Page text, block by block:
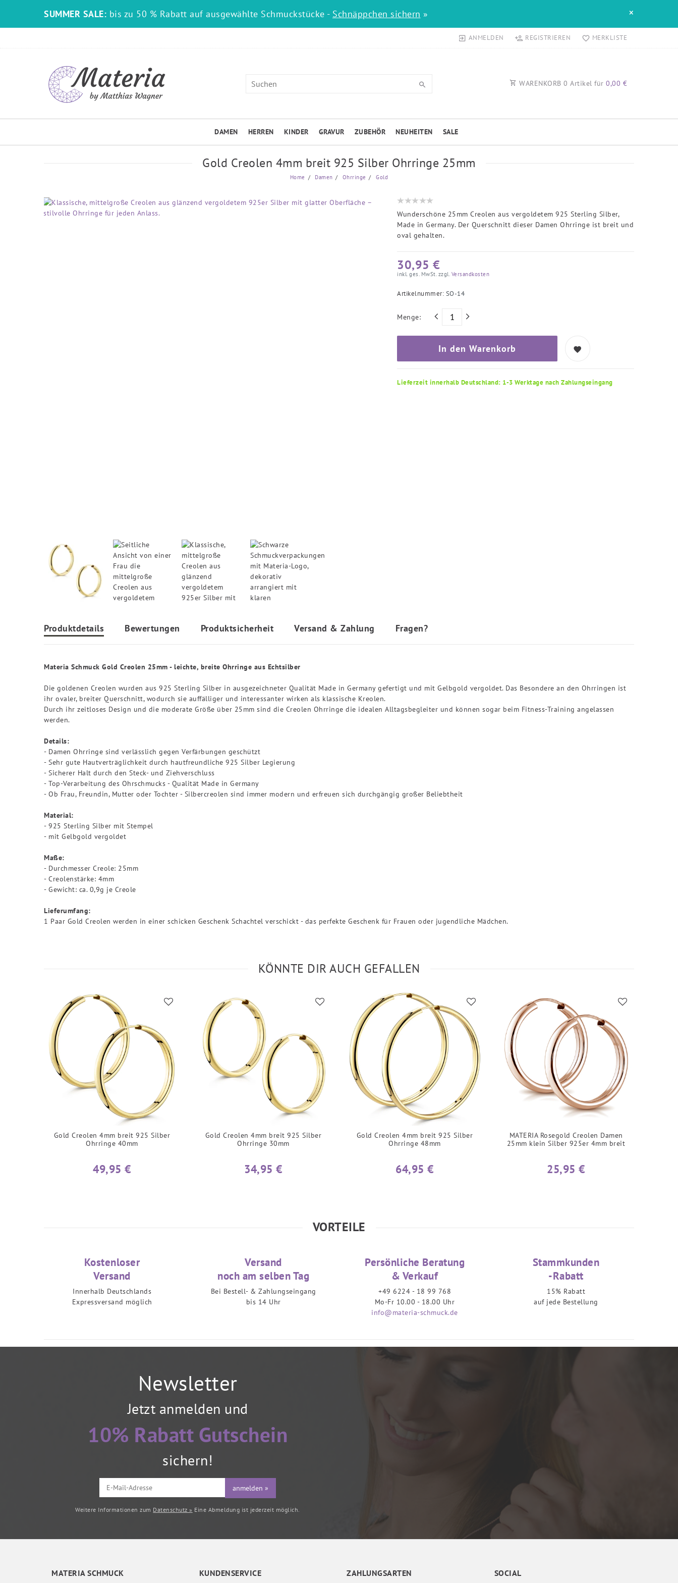
SUMMER SALE: bis zu 50 % Rabatt auf ausgewählte Schmuckstücke - Schnäppchen sichern » ×
ANMELDEN REGISTRIEREN MERKLISTE
WARENKORB 0 Artikel für 0,00 €
DAMEN HERREN KINDER GRAVUR ZUBEHÖR NEUHEITEN SALE
Gold Creolen 4mm breit 925 Silber Ohrringe 25mm
Home Damen Ohrringe Gold
Wunderschöne 25mm Creolen aus vergoldetem 925 Sterling Silber,
Made in Germany. Der Querschnitt dieser Damen Ohrringe ist breit und
oval gehalten.
30,95 €
inkl. ges. MwSt. zzgl.Versandkosten
Artikelnummer: SO-14
Menge:
In den Warenkorb
Lieferzeit innerhalb Deutschland: 1-3 Werktage nach Zahlungseingang
Produktdetails Bewertungen Produktsicherheit Versand & Zahlung Fragen?
Materia Schmuck Gold Creolen 25mm - leichte, breite Ohrringe aus Echtsilber
Die goldenen Creolen wurden aus 925 Sterling Silber in ausgezeichneter Qualität Made in Germany gefertigt und mit Gelbgold vergoldet. Das Besondere an den Ohrringen ist
ihr ovaler, breiter Querschnitt, wodurch sie auffälliger und interessanter wirken als klassische Kreolen.
Durch ihr zeitloses Design und die moderate Größe über 25mm sind die Creolen Ohrringe die idealen Alltagsbegleiter und können sogar beim Fitness-Training angelassen
werden.
Details:
- Damen Ohrringe sind verlässlich gegen Verfärbungen geschützt
- Sehr gute Hautverträglichkeit durch hautfreundliche 925 Silber Legierung
- Sicherer Halt durch den Steck- und Ziehverschluss
- Top-Verarbeitung des Ohrschmucks - Qualität Made in Germany
- Ob Frau, Freundin, Mutter oder Tochter - Silbercreolen sind immer modern und erfreuen sich durchgängig großer Beliebtheit
Material:
- 925 Sterling Silber mit Stempel
- mit Gelbgold vergoldet
Maße:
- Durchmesser Creole: 25mm
- Creolenstärke: 4mm
- Gewicht: ca. 0,9g je Creole
Lieferumfang:
1 Paar Gold Creolen werden in einer schicken Geschenk Schachtel verschickt - das perfekte Geschenk für Frauen oder jugendliche Mädchen.
KÖNNTE DIR AUCH GEFALLEN
Gold Creolen 4mm breit 925 Silber
Ohrringe 40mm
49,95 €
Gold Creolen 4mm breit 925 Silber
Ohrringe 30mm
34,95 €
Gold Creolen 4mm breit 925 Silber
Ohrringe 48mm
64,95 €
MATERIA Rosegold Creolen Damen
25mm klein Silber 925er 4mm breit
25,95 €
VORTEILE
Kostenloser
Versand
Innerhalb Deutschlands
Expressversand möglich
Versand
noch am selben Tag
Bei Bestell- & Zahlungseingang
bis 14 Uhr
Persönliche Beratung
& Verkauf
+49 6224 - 18 99 768
Mo-Fr 10.00 - 18.00 Uhr
info@materia-schmuck.de
Stammkunden
-Rabatt
15% Rabatt
auf jede Bestellung
Newsletter
Jetzt anmelden und
10% Rabatt Gutschein
sichern!
anmelden »
Weitere Informationen zum Datenschutz » Eine Abmeldung ist jederzeit möglich.
MATERIA SCHMUCK KUNDENSERVICE ZAHLUNGSARTEN SOCIAL